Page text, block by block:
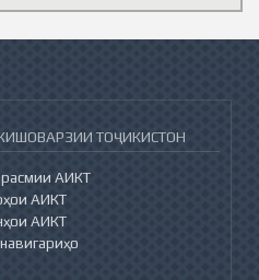
ТОҶИКИСТОН
АИКТ
АИКТ
АИКТ